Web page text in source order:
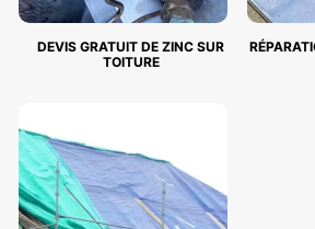
DEVIS GRATUIT DE ZINC SUR
TOITURE